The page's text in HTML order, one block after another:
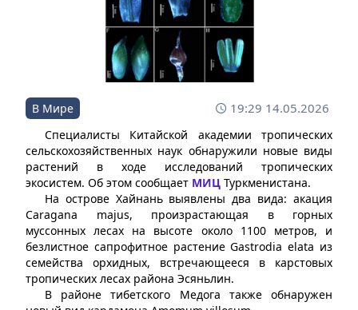
В Мире 19:29 14.05.2026
Специалисты Китайской академии тропических
сельскохозяйственных наук обнаружили новые виды
растений в ходе исследований тропических
экосистем. Об этом сообщает МИЦ Туркменистана.
На острове Хайнань выявлены два вида: акация
Caragana majus, произрастающая в горных
муссонных лесах на высоте около 1100 метров, и
безлистное сапрофитное растение Gastrodia elata из
семейства орхидных, встречающееся в карстовых
тропических лесах района Эсяньлин.
В районе тибетского Медога также обнаружен